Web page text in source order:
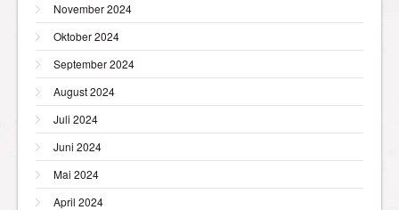
November 2024
Oktober 2024
September 2024
August 2024
Juli 2024
Juni 2024
Mai 2024
April 2024